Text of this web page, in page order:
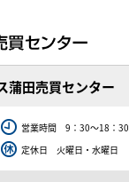
蒲田売買センター
営業時間 9：30～18：30
定休日 火曜日・水曜日